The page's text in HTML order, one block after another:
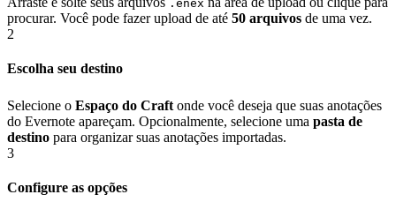
.enex
procurar. Você pode fazer upload de até 50 arquivos de uma vez.
2
Escolha seu destino
Selecione o Espaço do Craft onde você deseja que suas anotações
do Evernote apareçam. Opcionalmente, selecione uma pasta de
destino para organizar suas anotações importadas.
3
Configure as opções